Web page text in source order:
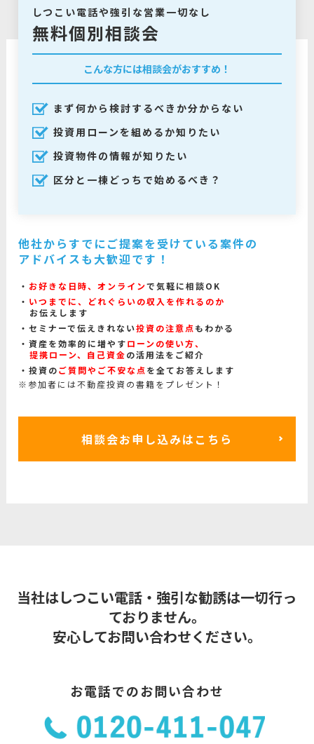
しつこい電話や強引な営業一切なし
無料個別相談会
こんな方には相談会がおすすめ！
まず何から検討するべきか分からない
投資用ローンを組めるか知りたい
投資物件の情報が知りたい
区分と一棟どっちで始めるべき？
他社からすでにご提案を受けている案件の
アドバイスも大歓迎です！
お好きな日時、オンラインで気軽に相談OK
いつまでに、どれぐらいの収入を作れるのか
お伝えします
セミナーで伝えきれない投資の注意点 もわかる
資産を効率的に増やすローンの使い方、
提携ローン、自己資金の活用法をご紹介
投資のご質問やご不安な点 を全てお答えします
※参加者には不動産投資の書籍をプレゼント！
相談会お申し込みはこちら
当社はしつこい電話・強引な勧誘は一切行っ
ておりません。
安心してお問い合わせください。
お電話でのお問い合わせ